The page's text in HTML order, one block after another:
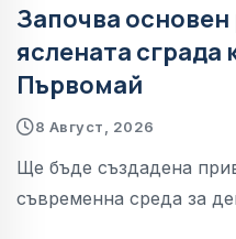
Започва
яслената
Първомай
8 Август, 2026
Ще бъде създадена
съвременна среда за